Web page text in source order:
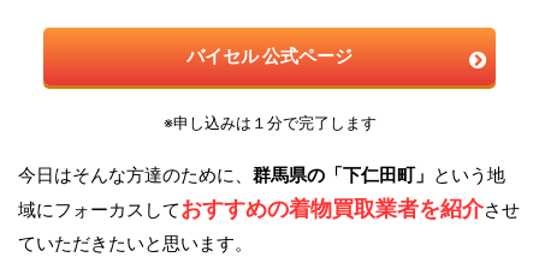
バイセル 公式ページ
※申し込みは１分で完了します
今日はそんな方達のために、 群馬県の「下仁田町」 という地
域にフォーカスしておすすめの着物買取業者を紹介させ
ていただきたいと思います。